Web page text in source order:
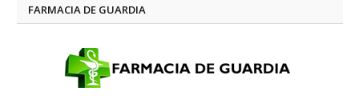
FARMACIA DE GUARDIA